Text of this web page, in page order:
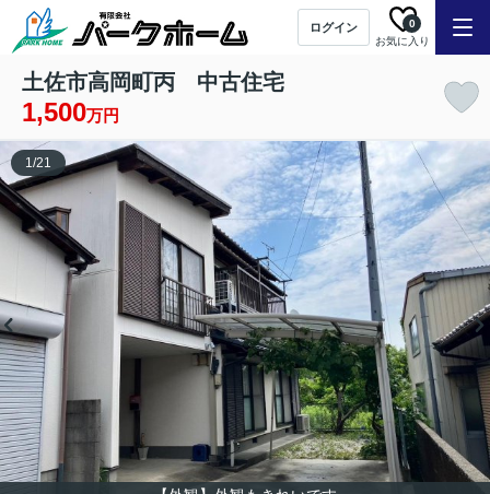
ログイン
お気に入り
0
土佐市高岡町丙 中古住宅
1,500万円
1/21